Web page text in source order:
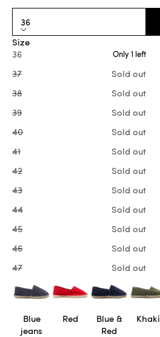
Blue
jeans
Red
Blue &
Red
Khaki
36
Size
36
Only 1 left
37
Sold out
38
Sold out
39
Sold out
40
Sold out
41
Sold out
42
Sold out
43
Sold out
44
Sold out
45
Sold out
46
Sold out
47
Sold out